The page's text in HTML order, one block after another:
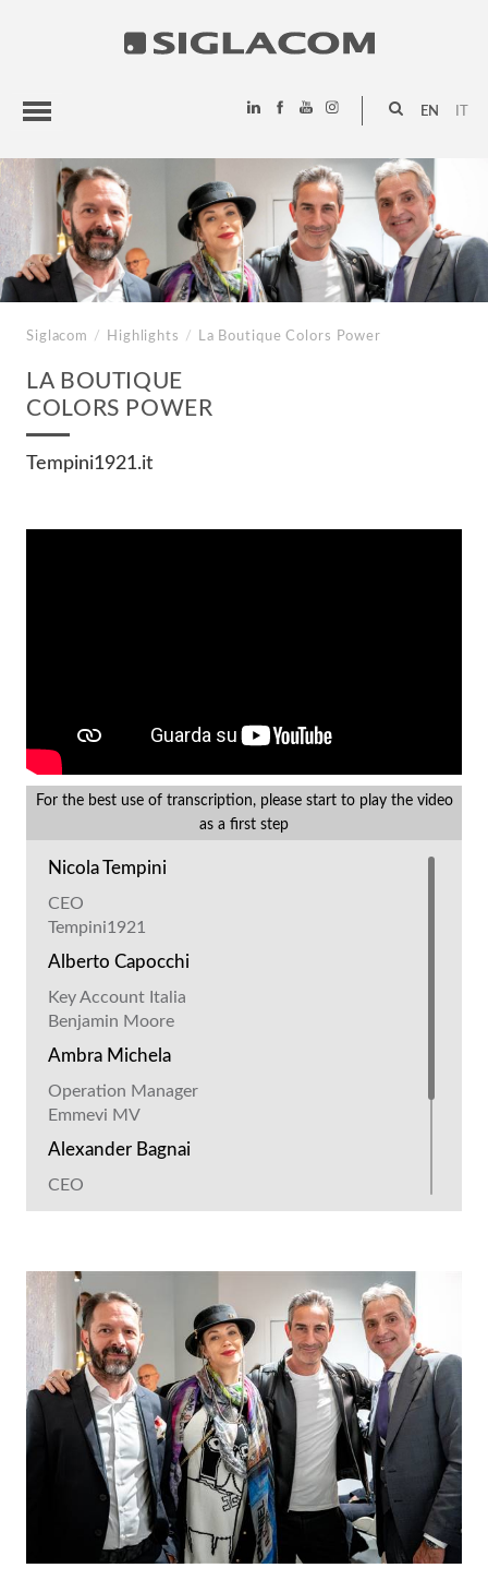
EN
HIGHLIGHTS
PROJECTS
SIGLACOM
Siglacom / Highlights / La Boutique Colors Power
LA BOUTIQUE
COLORS POWER
Tempini1921.it
For the best use of transcription, please start to play the video
as a first step
Nicola Tempini
CEO
Tempini1921
Alberto Capocchi
Key Account Italia
Benjamin Moore
Ambra Michela
Operation Manager
Emmevi MV
Alexander Bagnai
CEO
Momenti
CEO
Tempini1921